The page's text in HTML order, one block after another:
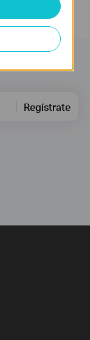
Regístrate